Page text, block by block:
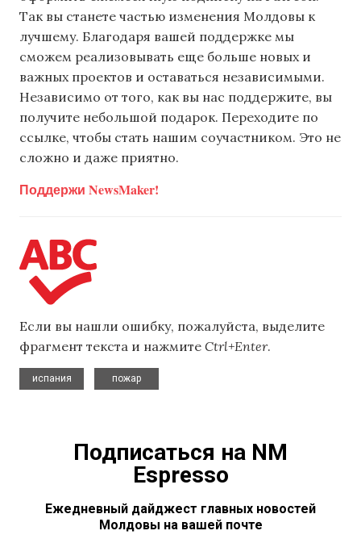
Так вы станете частью изменения Молдовы к
лучшему. Благодаря вашей поддержке мы
сможем реализовывать еще больше новых и
важных проектов и оставаться независимыми.
Независимо от того, как вы нас поддержите, вы
получите небольшой подарок. Переходите по
ссылке, чтобы стать нашим соучастником. Это не
сложно и даже приятно.
Поддержи NewsMaker!
Если вы нашли ошибку, пожалуйста, выделите
фрагмент текста и нажмите Ctrl+Enter.
испания
пожар
Подписаться на NM
Espresso
Ежедневный дайджест главных новостей
Молдовы на вашей почте